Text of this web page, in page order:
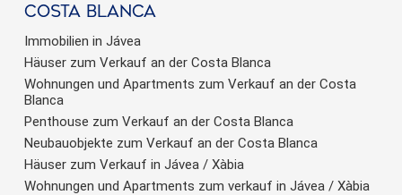
Costa Blanca
Immobilien in Jávea
Häuser zum Verkauf an der Costa Blanca
Wohnungen und Apartments zum Verkauf an der Costa
Blanca
Penthouse zum Verkauf an der Costa Blanca
Neubauobjekte zum Verkauf an der Costa Blanca
Häuser zum Verkauf in Jávea / Xàbia
Wohnungen und Apartments zum verkauf in Jávea / Xàbia